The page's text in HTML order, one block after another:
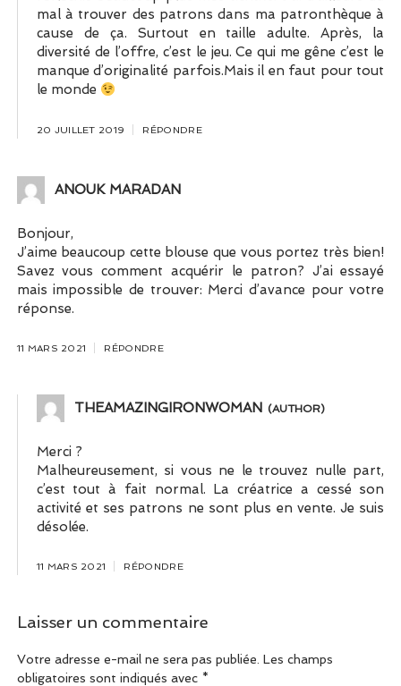
mal à trouver des patrons dans ma patronthèque à
cause de ça. Surtout en taille adulte. Après, la
diversité de l’offre, c’est le jeu. Ce qui me gêne c’est le
manque d’originalité parfois.Mais il en faut pour tout
le monde
20 JUILLET 2019 RÉPONDRE
ANOUK MARADAN
Bonjour,
J’aime beaucoup cette blouse que vous portez très bien!
Savez vous comment acquérir le patron? J’ai essayé
mais impossible de trouver: Merci d’avance pour votre
réponse.
11 MARS 2021 RÉPONDRE
THEAMAZINGIRONWOMAN
Merci ?
Malheureusement, si vous ne le trouvez nulle part,
c’est tout à fait normal. La créatrice a cessé son
activité et ses patrons ne sont plus en vente. Je suis
désolée.
11 MARS 2021 RÉPONDRE
Laisser un commentaire
Votre adresse e-mail ne sera pas publiée. Les champs
obligatoires sont indiqués avec *